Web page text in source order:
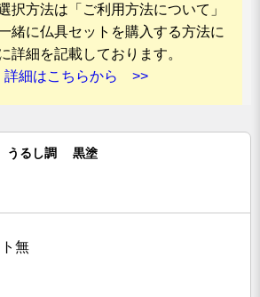
択方法は「ご利用方法について」
緒に仏具セットを購入する方法に
詳細を記載しております。
細はこちらから >>
うるし調 黒塗
無